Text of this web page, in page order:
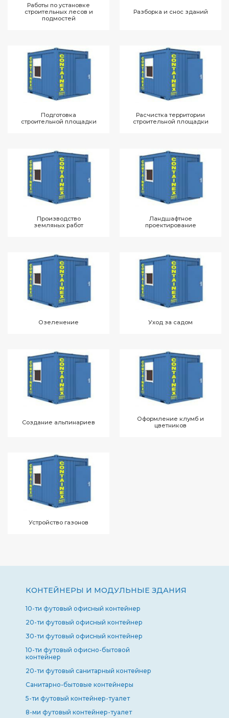
Работы по установке
строительных лесов и
подмостей
Разборка и снос зданий
Подготовка
строительной площадки
Расчистка территории
строительной площадки
Производство
земляных работ
Ландшафтное
проектирование
Озеленение Уход за садом
Создание альпинариев
Оформление клумб и
цветников
Устройство газонов
КОНТЕЙНЕРЫ И МОДУЛЬНЫЕ ЗДАНИЯ
10-ти футовый офисный контейнер
20-ти футовый офисный контейнер
30-ти футовый офисный контейнер
10-ти футовый офисно-бытовой
контейнер
20-ти футовый санитарный контейнер
Санитарно-бытовые контейнеры
5-ти футовый контейнер-туалет
8-ми футовый контейнер-туалет